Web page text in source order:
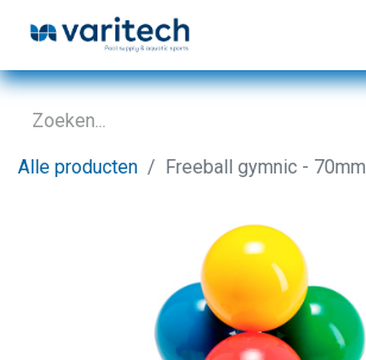
Alle producten Freeball gymnic - 70mm